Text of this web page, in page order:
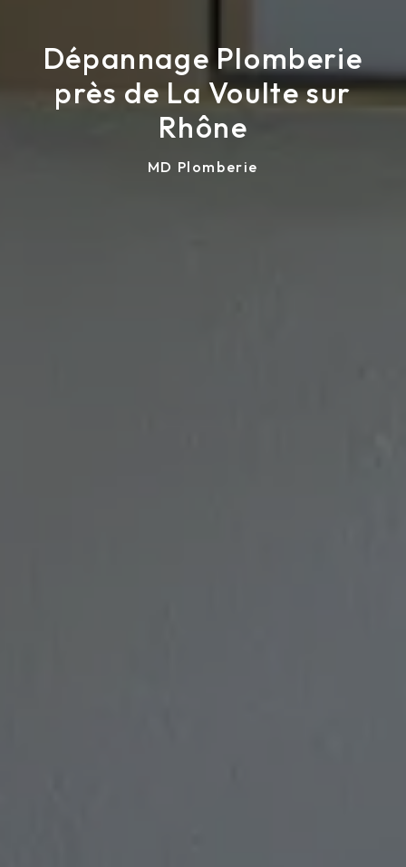
Dépannage Plomberie
près de La Voulte sur
Rhône
MD Plomberie